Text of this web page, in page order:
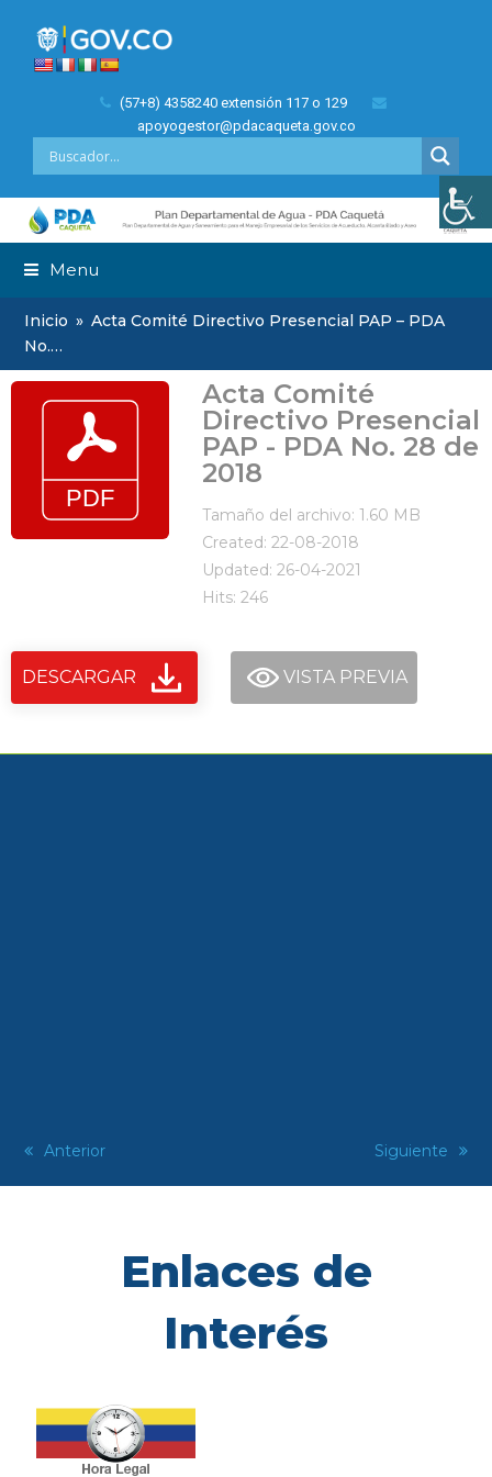
(57+8) 4358240 extensión 117 o 129
apoyogestor@pdacaqueta.gov.co
Menu
Inicio » Acta Comité Directivo Presencial PAP – PDA
No.…
Acta Comité
Directivo Presencial
PAP - PDA No. 28 de
2018
Tamaño del archivo: 1.60 MB
Created: 22-08-2018
Updated: 26-04-2021
Hits: 246
DESCARGAR VISTA PREVIA
previous
Anterior
next
Siguiente
Enlaces de
Interés